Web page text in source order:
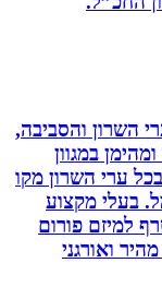
והסביבה,
במגוון
השרון מקו
מקצוע
פורום